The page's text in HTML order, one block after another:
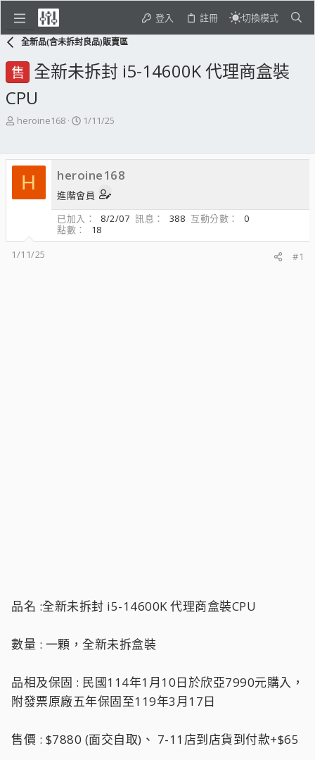
登入 註冊 切換模式
全新品(含未拆封良品)販賣區
售 全新未拆封 i5-14600K 代理商盒裝
CPU
主
起
人
heroine168
開
期
1/11/25
H heroine168
進階會員
已加入
8/2/07 訊息 388 互動分數
0
點數
18
1/11/25
#1
品名 :全新未拆封 i5-14600K 代理商盒裝CPU
數量 : 一顆，全新未拆盒裝
品相及保固 : 民國114年1月10日於欣亞7990元購入，
附發票原廠五年保固至119年3月17日
售價 : $7880 (面交自取)、 7-11店到店貨到付款+$65